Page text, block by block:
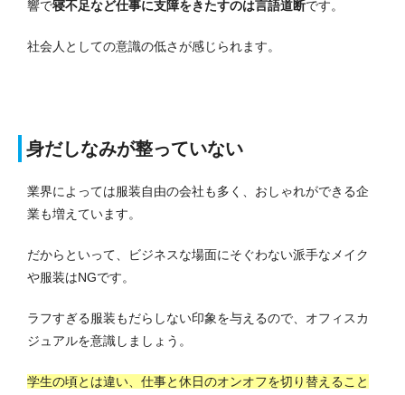
響で寝不足など仕事に支障をきたすのは言語道断です。
社会人としての意識の低さが感じられます。
身だしなみが整っていない
業界によっては服装自由の会社も多く、おしゃれができる企
業も増えています。
だからといって、ビジネスな場面にそぐわない派手なメイク
や服装はNGです。
ラフすぎる服装もだらしない印象を与えるので、オフィスカ
ジュアルを意識しましょう。
学生の頃とは違い、仕事と休日のオンオフを切り替えること